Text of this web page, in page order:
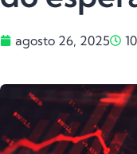
agosto 26, 2025